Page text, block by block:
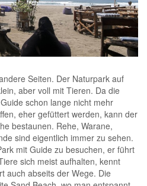
Seiten. Der Naturpark auf
aber voll mit Tieren. Da die
schon lange nicht mehr
eher gefüttert werden, kann der
bestaunen. Rehe, Warane,
sind eigentlich immer zu sehen.
mit Guide zu besuchen, er führt
sich meist aufhalten, kennt
auch abseits der Wege. Die